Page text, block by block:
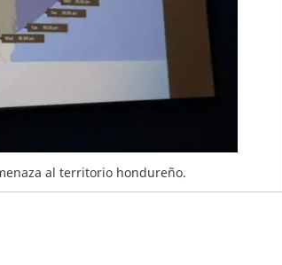
al territorio hondureño.